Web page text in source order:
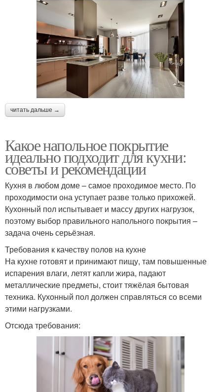
читать дальше →
Какое напольное покрытие
идеально подходит для кухни:
советы и рекомендации
Кухня в любом доме – самое проходимое место. По
проходимости она уступает разве только прихожей.
Кухонный пол испытывает и массу других нагрузок,
поэтому выбор правильного напольного покрытия –
задача очень серьёзная.
Требования к качеству полов на кухне
На кухне готовят и принимают пищу, там повышенные
испарения влаги, летят капли жира, падают
металлические предметы, стоит тяжёлая бытовая
техника. Кухонный пол должен справляться со всеми
этими нагрузками.
Отсюда требования: